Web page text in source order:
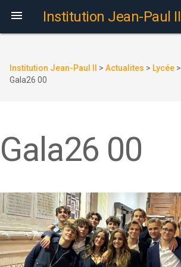
 Institution Jean-Paul II
Institution Jean-Paul II > Actualites > Lycée >
Gala26 00
Gala26 00